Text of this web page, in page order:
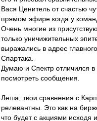
Вася Ценитель от счастью
прямом эфире когда у
Очень многие из
только уничижительных
выражались в адрес
Спартака.
Думаю и Спектр отличился
посмотреть сообщения.
Леша, твои сравнения с
релевантны. Это как на
что будет с акциями исходя